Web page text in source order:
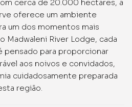
cerca de 20.000 hectares, a
oferece um ambiente
um dos momentos mais
Madwaleni River Lodge, cada
pensado para proporcionar
aos noivos e convidados,
cuidadosamente preparada
região.